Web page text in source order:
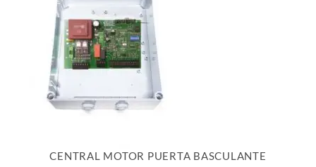
CENTRAL MOTOR PUERTA BASCULANTE